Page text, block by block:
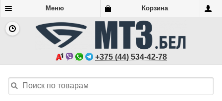
Меню Корзина
+375 (44) 534-42-78